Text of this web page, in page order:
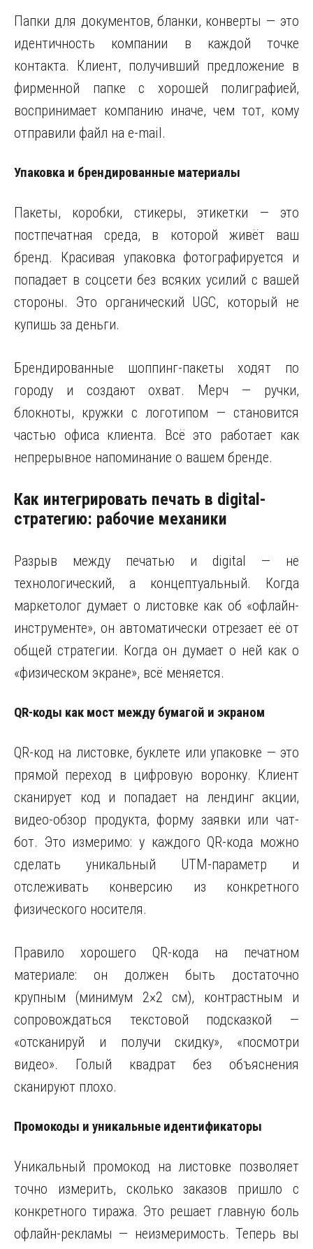
Папки для документов, бланки, конверты — это
идентичность компании в каждой точке
контакта. Клиент, получивший предложение в
фирменной папке с хорошей полиграфией,
воспринимает компанию иначе, чем тот, кому
отправили файл на e-mail.
Упаковка и брендированные материалы
Пакеты, коробки, стикеры, этикетки — это
постпечатная среда, в которой живёт ваш
бренд. Красивая упаковка фотографируется и
попадает в соцсети без всяких усилий с вашей
стороны. Это органический UGC, который не
купишь за деньги.
Брендированные шоппинг-пакеты ходят по
городу и создают охват. Мерч — ручки,
блокноты, кружки с логотипом — становится
частью офиса клиента. Всё это работает как
непрерывное напоминание о вашем бренде.
Как интегрировать печать в digital-
стратегию: рабочие механики
Разрыв между печатью и digital — не
технологический, а концептуальный. Когда
маркетолог думает о листовке как об «офлайн-
инструменте», он автоматически отрезает её от
общей стратегии. Когда он думает о ней как о
«физическом экране», всё меняется.
QR-коды как мост между бумагой и экраном
QR-код на листовке, буклете или упаковке — это
прямой переход в цифровую воронку. Клиент
сканирует код и попадает на лендинг акции,
видео-обзор продукта, форму заявки или чат-
бот. Это измеримо: у каждого QR-кода можно
сделать уникальный UTM-параметр и
отслеживать конверсию из конкретного
физического носителя.
Правило хорошего QR-кода на печатном
материале: он должен быть достаточно
крупным (минимум 2×2 см), контрастным и
сопровождаться текстовой подсказкой —
«отсканируй и получи скидку», «посмотри
видео». Голый квадрат без объяснения
сканируют плохо.
Промокоды и уникальные идентификаторы
Уникальный промокод на листовке позволяет
точно измерить, сколько заказов пришло с
конкретного тиража. Это решает главную боль
офлайн-рекламы — неизмеримость. Теперь вы